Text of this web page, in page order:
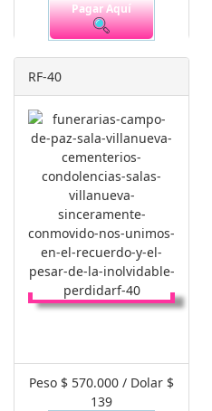
Pagar Aquí
RF-40
Peso $ 570.000 / Dolar $
139